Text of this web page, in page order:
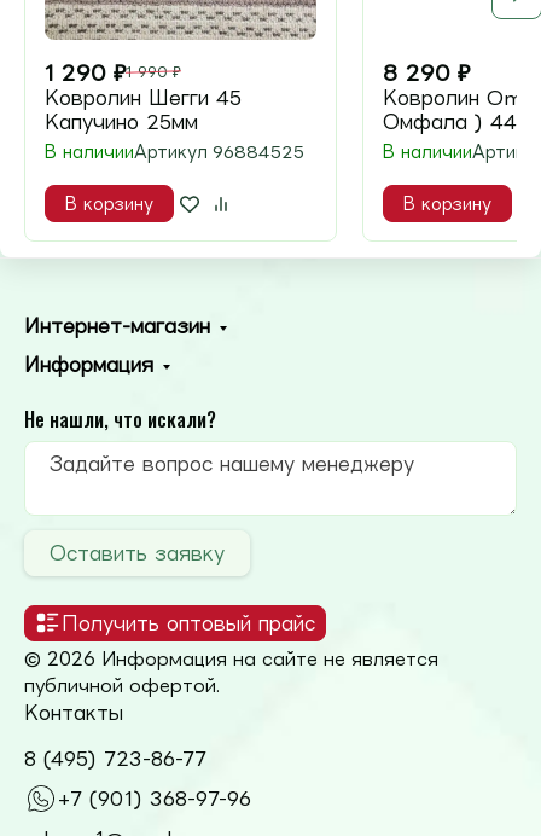
1 290 ₽1 990 ₽
Ковролин Шегги 45
Капучино 25мм
В наличииАртикул 96884525
В корзину
8 290 ₽
Ковролин
Омфала ) 44
В наличии
В корзину
Интернет-магазин
Информация
Не нашли, что искали?
Оставить заявку
Получить оптовый прайс
© 2026 Информация на сайте не является
публичной офертой.
Контакты
8 (495) 723-86-77
+7 (901) 368-97-96